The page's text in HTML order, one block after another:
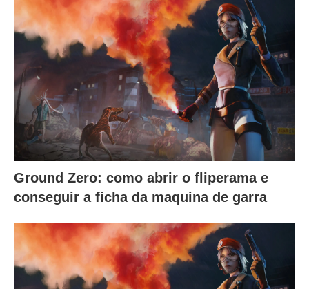
Ground Zero: como abrir o fliperama e
conseguir a ficha da maquina de garra